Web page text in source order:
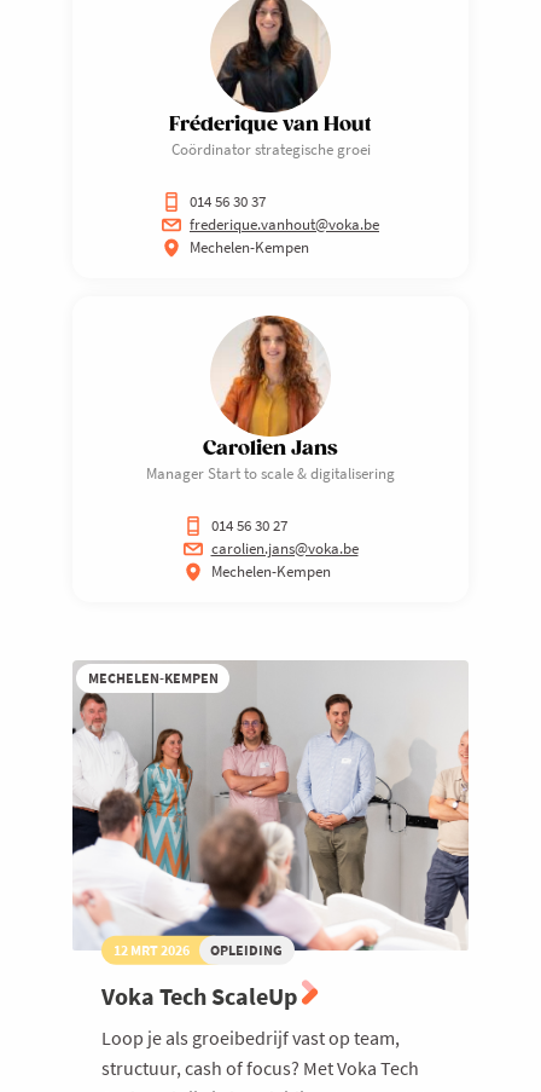
Fréderique van Hout
Coördinator strategische groei
014 56 30 37
frederique.vanhout@voka.be
Mechelen-Kempen
Carolien Jans
Manager Start to scale & digitalisering
014 56 30 27
carolien.jans@voka.be
Mechelen-Kempen
MECHELEN-KEMPEN
12 MRT 2026 OPLEIDING
Voka Tech ScaleUp
Loop je als groeibedrijf vast op team,
structuur, cash of focus? Met Voka Tech